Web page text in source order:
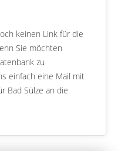
keinen Link für die
Sie möchten
zu
einfach eine Mail mit
Bad Sülze an die